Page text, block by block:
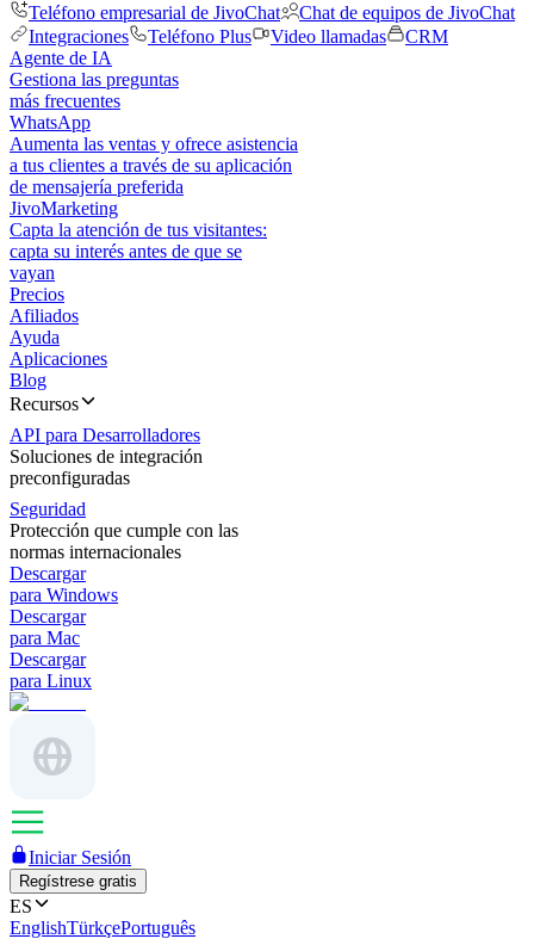
Teléfono empresarial de JivoChat
Chat de equipos de JivoChat
Integraciones
Teléfono Plus Video llamadas
CRM
Agente de IA
Gestiona las preguntas
más frecuentes
WhatsApp
Aumenta las ventas y ofrece asistencia
a tus clientes a través de su aplicación
de mensajería preferida
JivoMarketing
Capta la atención de tus visitantes:
capta su interés antes de que se
vayan
Precios
Afiliados
Ayuda
Aplicaciones
Blog
Recursos
API para Desarrolladores
Soluciones de integración
preconfiguradas
Seguridad
Protección que cumple con las
normas internacionales
Descargar
para Windows
Descargar
para Mac
Descargar
para Linux
Iniciar Sesión
Regístrese gratis
ES
EnglishTürkçePortuguês